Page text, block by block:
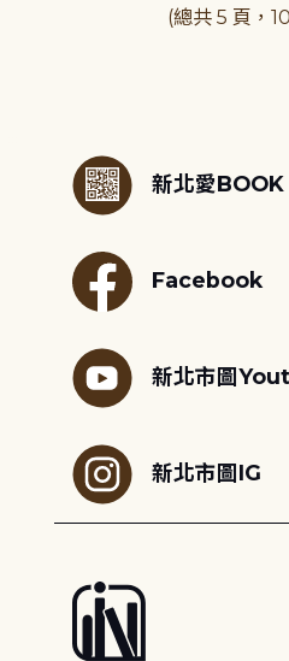
(總共 5 頁，
新北愛
Facebook
新北市圖
新北市圖IG